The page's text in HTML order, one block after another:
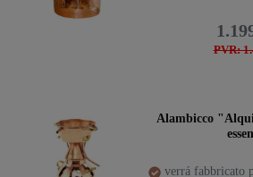
PVR:
Alambicco
verrá fabbricato